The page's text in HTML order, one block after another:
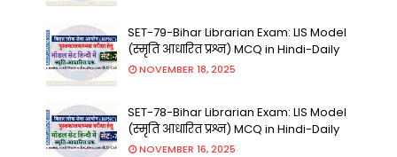
SET-79-Bihar Librarian Exam: LIS Model
(स्मृति आधारित प्रश्न) MCQ in Hindi-Daily
NOVEMBER 18, 2025
SET-78-Bihar Librarian Exam: LIS Model
(स्मृति आधारित प्रश्न) MCQ in Hindi-Daily
NOVEMBER 16, 2025